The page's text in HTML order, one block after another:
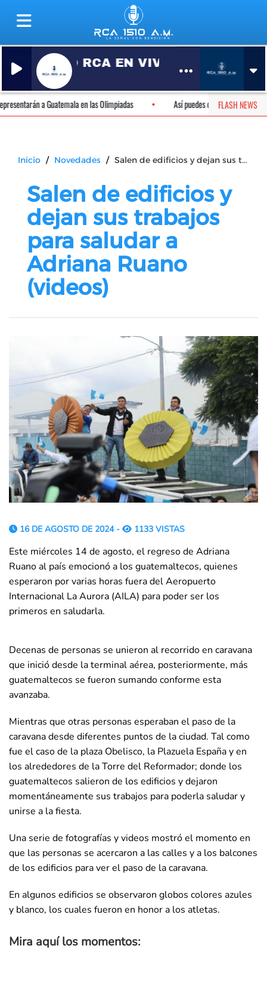
RADIO RCA EN VIVO
FLASH NEWS
en las Olimpiadas Así puedes obtener tu pasaporte para visitar
Inicio Novedades Salen de edificios y dejan sus trabajos para saludar a Adriana Ruano (videos)
Salen de edificios y
dejan sus trabajos
para saludar a
Adriana Ruano
(videos)
16 DE AGOSTO DE 2024 - 1133 VISTAS
Este miércoles 14 de agosto, el regreso de Adriana
Ruano al país emocionó a los guatemaltecos, quienes
esperaron por varias horas fuera del Aeropuerto
Internacional La Aurora (AILA) para poder ser los
primeros en saludarla.
Decenas de personas se unieron al recorrido en caravana
que inició desde la terminal aérea, posteriormente, más
guatemaltecos se fueron sumando conforme esta
avanzaba.
Mientras que otras personas esperaban el paso de la
caravana desde diferentes puntos de la ciudad. Tal como
fue el caso de la plaza Obelisco, la Plazuela España y en
los alrededores de la Torre del Reformador; donde los
guatemaltecos salieron de los edificios y dejaron
momentáneamente sus trabajos para poderla saludar y
unirse a la fiesta.
Una serie de fotografías y videos mostró el momento en
que las personas se acercaron a las calles y a los balcones
de los edificios para ver el paso de la caravana.
En algunos edificios se observaron globos colores azules
y blanco, los cuales fueron en honor a los atletas.
Mira aquí los momentos: